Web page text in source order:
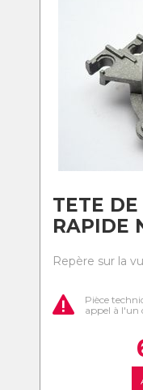
TETE
RAPIDE
Repère sur la
Pièce
appel à l'un